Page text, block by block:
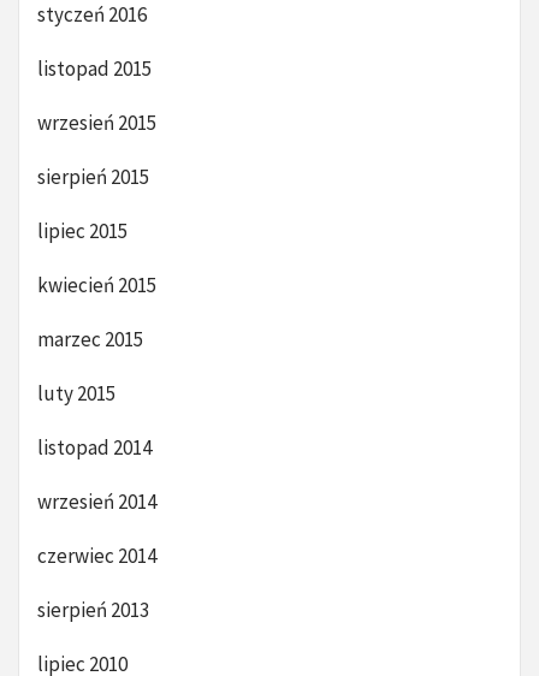
styczeń 2016
listopad 2015
wrzesień 2015
sierpień 2015
lipiec 2015
kwiecień 2015
marzec 2015
luty 2015
listopad 2014
wrzesień 2014
czerwiec 2014
sierpień 2013
lipiec 2010